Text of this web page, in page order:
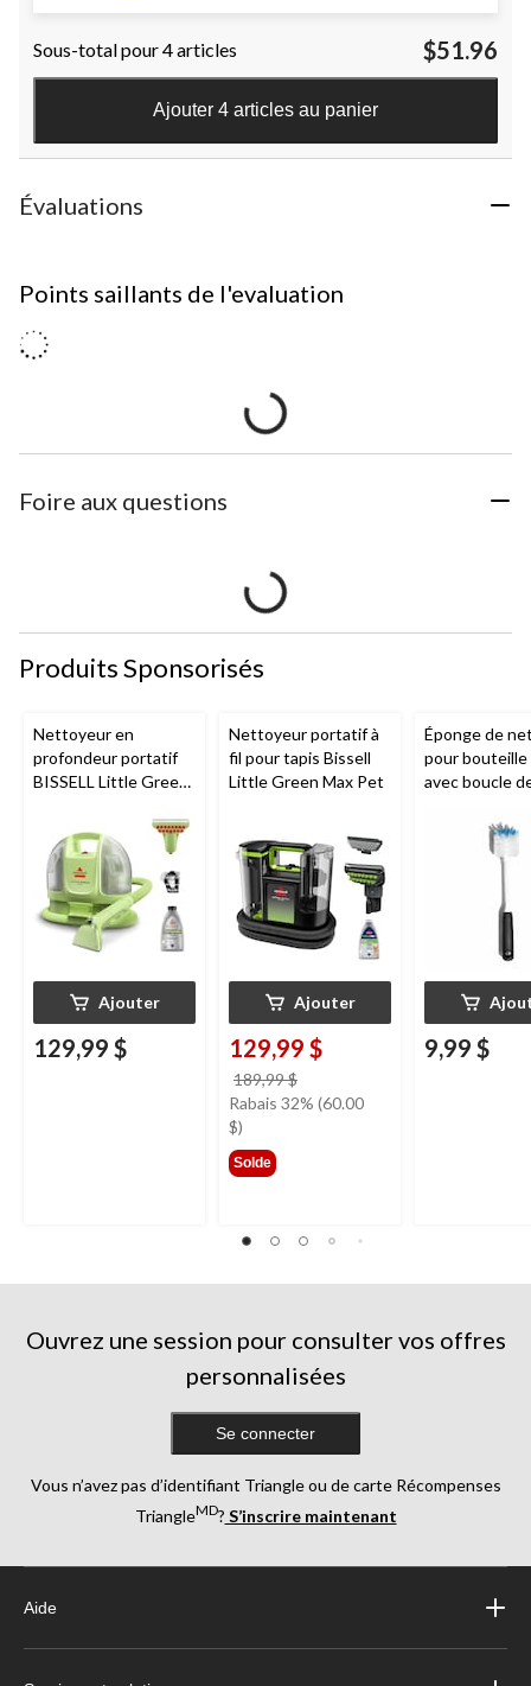
Sous-total pour 4 articles $51.96
Ajouter 4 articles au panier
Évaluations
Points saillants de l'evaluation
Foire aux questions
Produits Sponsorisés
Nettoyeur en
profondeur portatif
BISSELL Little Green
tapis et tissus
d'ameublement
Ajouter
129,99 $
Nettoyeur portatif à
fil pour tapis Bissell
Little Green Max Pet
Ajouter
129,99 $
189,99 $
était
Rabais 32% (60.00
$)
Solde
Éponge de
pour
avec boucle
9,99 $
Ouvrez une session pour consulter vos offres
personnalisées
Se connecter
Vous n’avez pas d’identifiant Triangle ou de carte Récompenses
TriangleMD? S’inscrire maintenant
Aide